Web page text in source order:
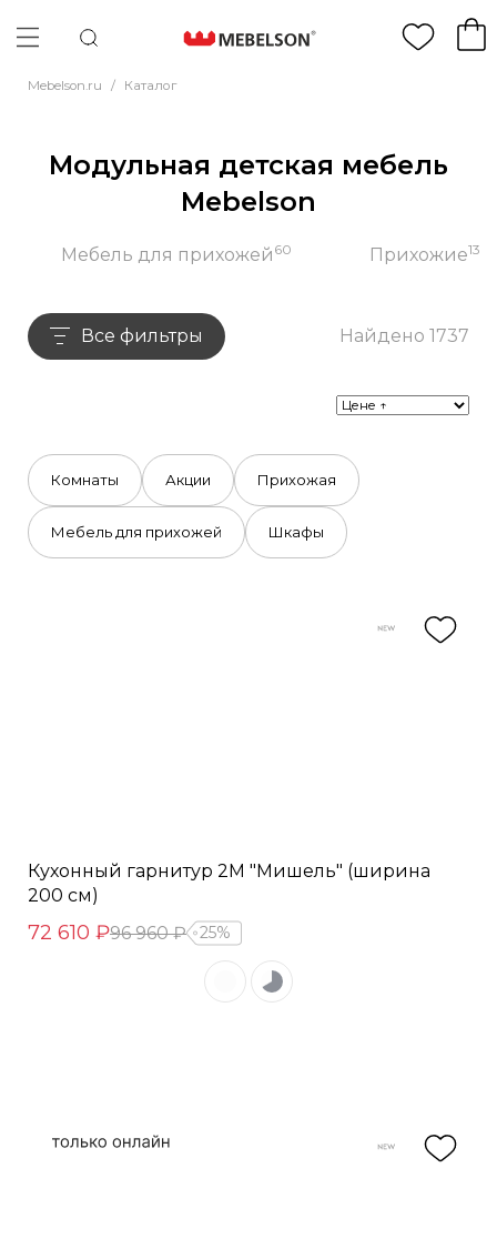
Mebelson.ru / Каталог
Модульная детская мебель
Mebelson
Мебель для прихожей 60 Прихожие13
Все фильтры Найдено 1737
Комнаты Акции Прихожая
Мебель для прихожей Шкафы
Кухонный гарнитур 2М "Мишель" (ширина
200 см)
72 610 ₽96 960 ₽ 25%